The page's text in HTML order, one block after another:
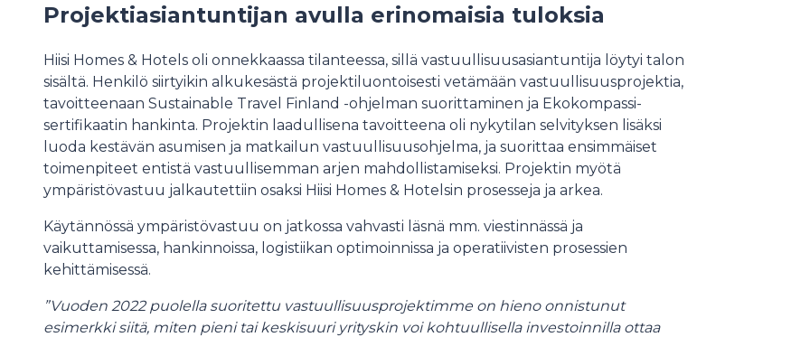
Projektiasiantuntijan avulla erinomaisia tuloksia
Hiisi Homes & Hotels oli onnekkaassa tilanteessa, sillä vastuullisuusasiantuntija löytyi talon
sisältä. Henkilö siirtyikin alkukesästä projektiluontoisesti vetämään vastuullisuusprojektia,
tavoitteenaan Sustainable Travel Finland -ohjelman suorittaminen ja Ekokompassi-
sertifikaatin hankinta. Projektin laadullisena tavoitteena oli nykytilan selvityksen lisäksi
luoda kestävän asumisen ja matkailun vastuullisuusohjelma, ja suorittaa ensimmäiset
toimenpiteet entistä vastuullisemman arjen mahdollistamiseksi. Projektin myötä
ympäristövastuu jalkautettiin osaksi Hiisi Homes & Hotelsin prosesseja ja arkea.
Käytännössä ympäristövastuu on jatkossa vahvasti läsnä mm. viestinnässä ja
vaikuttamisessa, hankinnoissa, logistiikan optimoinnissa ja operatiivisten prosessien
kehittämisessä.
”Vuoden 2022 puolella suoritettu vastuullisuusprojektimme on hieno onnistunut
esimerkki siitä, miten pieni tai keskisuuri yrityskin voi kohtuullisella investoinnilla ottaa